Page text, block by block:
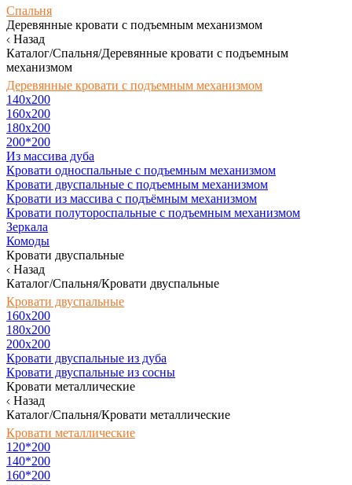
Спальня
Деревянные кровати с подъемным механизмом
Назад
Каталог/Спальня/Деревянные кровати с подъемным
механизмом
Деревянные кровати с подъемным механизмом
140x200
160х200
180х200
200*200
Из массива дуба
Кровати односпальные с подъемным механизмом
Кровати двуспальные с подъемным механизмом
Кровати из массива с подъёмным механизмом
Кровати полутороспальные с подъемным механизмом
Зеркала
Комоды
Кровати двуспальные
Назад
Каталог/Спальня/Кровати двуспальные
Кровати двуспальные
160х200
180x200
200x200
Кровати двуспальные из дуба
Кровати двуспальные из сосны
Кровати металлические
Назад
Каталог/Спальня/Кровати металлические
Кровати металлические
120*200
140*200
160*200